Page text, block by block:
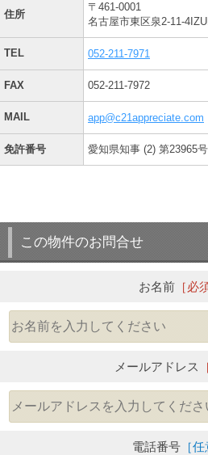
住所
〒461-0001
名古屋市東区泉2-11-
TEL 052-211-7971
FAX 052-211-7972
MAIL app@c21appreciate.com
免許番号 愛知県知事 (2) 第23965号
この物件のお問合せ
お名前［必須
メールアドレス
電話番号 ［任